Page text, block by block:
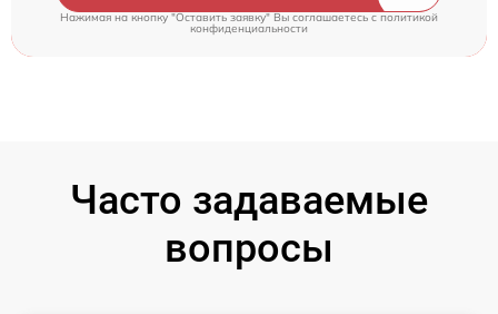
Нажимая на кнопку "Оставить заявку" Вы соглашаетесь cполитикой
конфиденциальности
Часто задаваемые
вопросы